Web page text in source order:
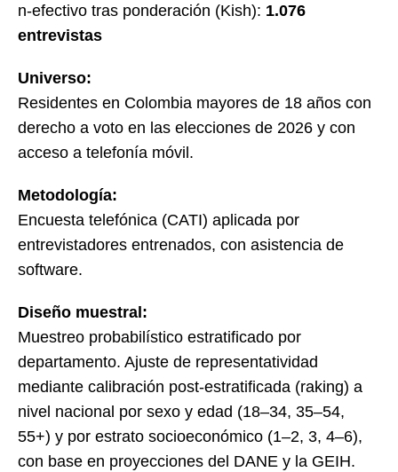
n-efectivo tras ponderación (Kish): 1.076
entrevistas
Universo:
Residentes en Colombia mayores de 18 años con
derecho a voto en las elecciones de 2026 y con
acceso a telefonía móvil.
Metodología:
Encuesta telefónica (CATI) aplicada por
entrevistadores entrenados, con asistencia de
software.
Diseño muestral:
Muestreo probabilístico estratificado por
departamento. Ajuste de representatividad
mediante calibración post-estratificada (raking) a
nivel nacional por sexo y edad (18–34, 35–54,
55+) y por estrato socioeconómico (1–2, 3, 4–6),
con base en proyecciones del DANE y la GEIH.